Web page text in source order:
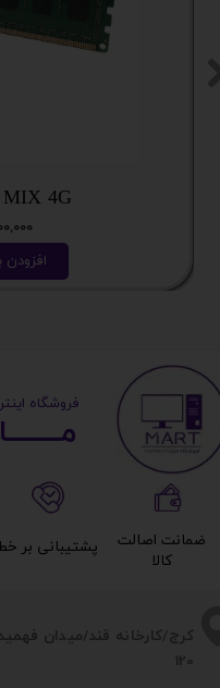
MIX 4G
​​کرج/کارخانه قند/میدان
120
​فروشگاه
پشتیبانی بر
ضمانت اصالت
کالا​​​​​​​